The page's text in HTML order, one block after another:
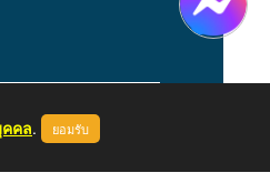
รก ผู้ดูแลระบบ
คล. ยอมรับ